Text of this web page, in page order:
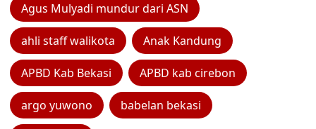
Agus Mulyadi mundur dari ASN
ahli staff walikota Anak Kandung
APBD Kab Bekasi APBD kab cirebon
argo yuwono babelan bekasi